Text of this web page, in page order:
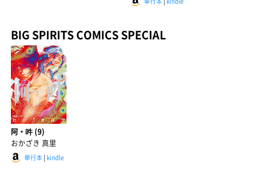
BIG SPIRITS COMICS SPECIAL
阿・吽 (9)
おかざき 真里
単行本 | kindle